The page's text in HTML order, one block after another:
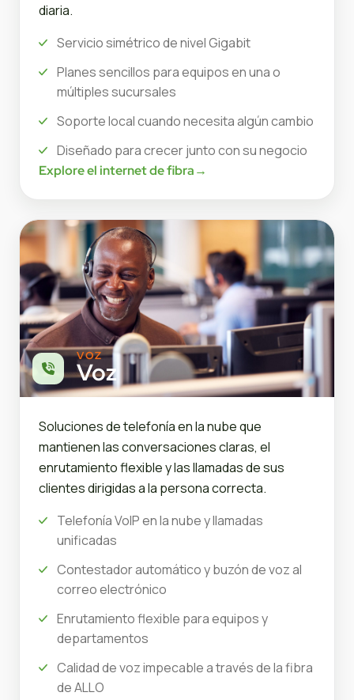
diaria.
Servicio simétrico de nivel Gigabit
Planes sencillos para equipos en una o
múltiples sucursales
Soporte local cuando necesita algún cambio
Diseñado para crecer junto con su negocio
Explore el internet de fibra→
VOZ
Voz
Soluciones de telefonía en la nube que
mantienen las conversaciones claras, el
enrutamiento flexible y las llamadas de sus
clientes dirigidas a la persona correcta.
Telefonía VoIP en la nube y llamadas
unificadas
Contestador automático y buzón de voz al
correo electrónico
Enrutamiento flexible para equipos y
departamentos
Calidad de voz impecable a través de la fibra
de ALLO